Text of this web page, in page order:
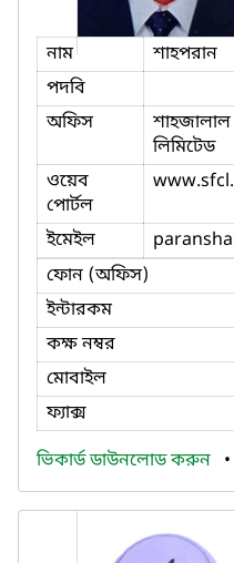
নাম
শাহপরান
পদবি
অফিস
শাহজালাল
লিমিটেড
ওয়েব
পোর্টল
ইমেইল
ফোন (অফিস)
ইন্টারকম
কক্ষ নম্বর
মোবাইল
ফ্যাক্স
ভিকার্ড ডাউনলোড করুন •